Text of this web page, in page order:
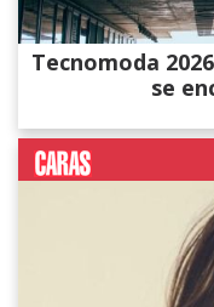
Tecnomoda
se